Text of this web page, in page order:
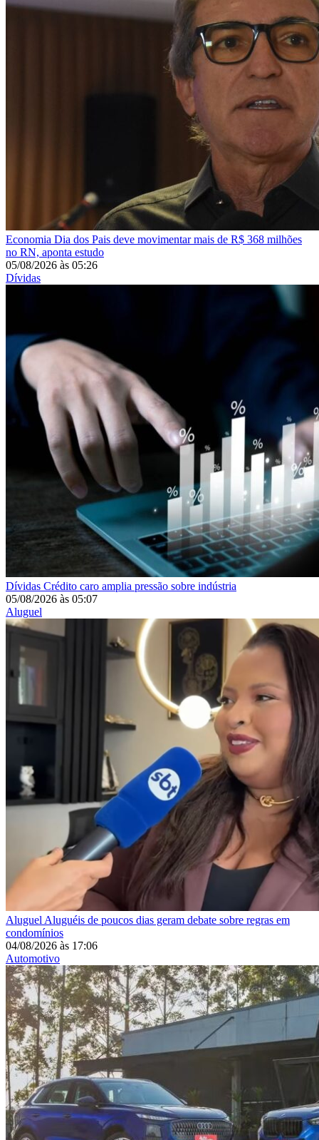
Economia Dia dos Pais deve movimentar mais de R$ 368 milhões
no RN, aponta estudo
05/08/2026 às 05:26
Dívidas
Dívidas Crédito caro amplia pressão sobre indústria
05/08/2026 às 05:07
Aluguel
Aluguel Aluguéis de poucos dias geram debate sobre regras em
condomínios
04/08/2026 às 17:06
Automotivo